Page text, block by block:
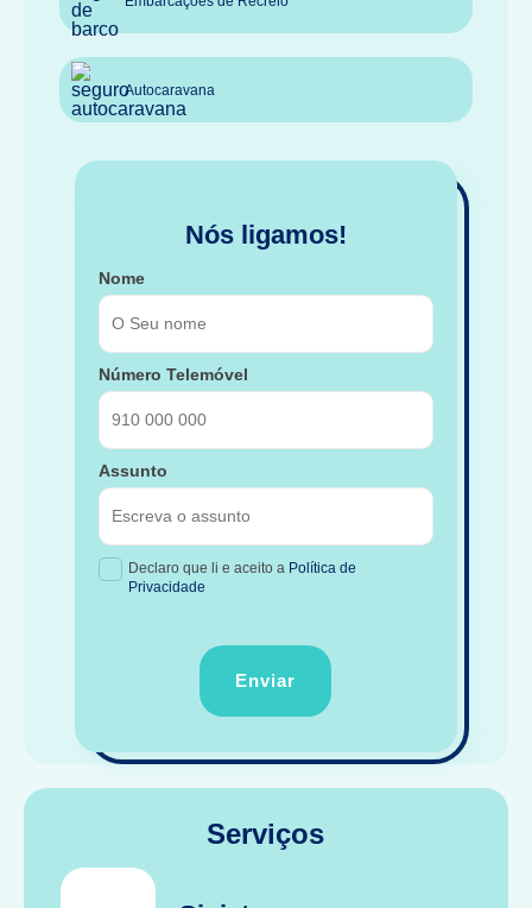
Autocaravana
Nós ligamos!
Nome
Número Telemóvel
Assunto
Declaro que li e aceito a Política de
Privacidade
Enviar
Serviços